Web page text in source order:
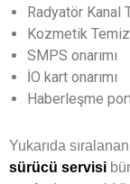
Radyatör Kanal
Kozmetik
SMPS onarımı
İO kart onarımı
Haberleşme port
Yukarıda
sürücü servisi